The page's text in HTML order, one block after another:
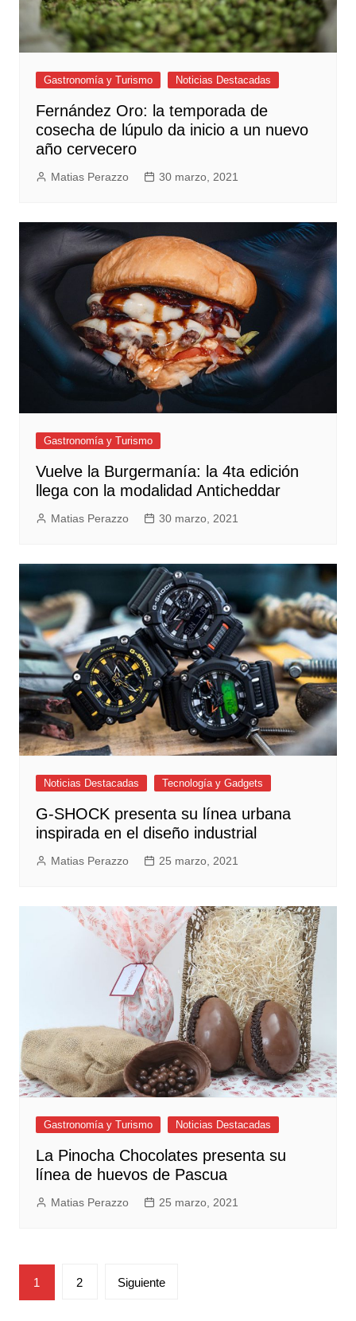
Gastronomía y Turismo Noticias Destacadas
Fernández Oro: la temporada de
cosecha de lúpulo da inicio a un nuevo
año cervecero
Matias Perazzo 30 marzo, 2021
Gastronomía y Turismo
Vuelve la Burgermanía: la 4ta edición
llega con la modalidad Anticheddar
Matias Perazzo 30 marzo, 2021
Noticias Destacadas Tecnología y Gadgets
G-SHOCK presenta su línea urbana
inspirada en el diseño industrial
Matias Perazzo 25 marzo, 2021
Gastronomía y Turismo Noticias Destacadas
La Pinocha Chocolates presenta su
línea de huevos de Pascua
Matias Perazzo 25 marzo, 2021
Paginación
de
1 2 Siguiente